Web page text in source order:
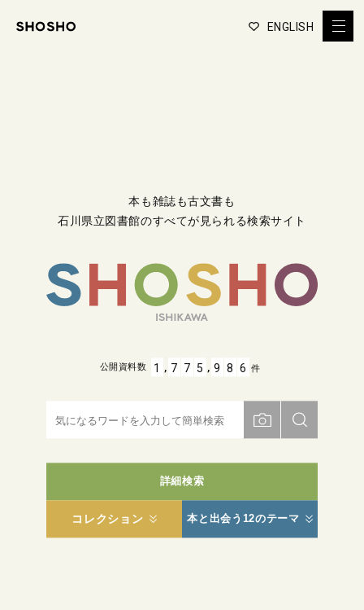
ENGLISH
本も雑誌も古文書も
石川県立図書館のすべてが見られる検索サイト
詳細検索
コレクション 本と出会う12のテーマ
公開資料数 1 , 7 7 5 , 9 8 6 件